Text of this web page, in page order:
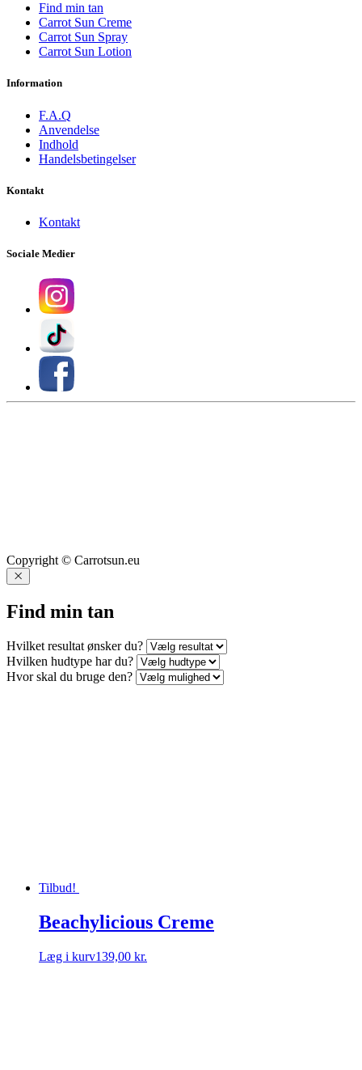
Find min tan
Carrot Sun Creme
Carrot Sun Spray
Carrot Sun Lotion
Information
F.A.Q
Anvendelse
Indhold
Handelsbetingelser
Kontakt
Kontakt
Sociale Medier
Copyright © Carrotsun.eu
Find min tan
Hvilket resultat ønsker du?
Hvilken hudtype har du?
Hvor skal du bruge den?
Tilbud!
Beachylicious Creme
Læg i kurv139,00 kr.